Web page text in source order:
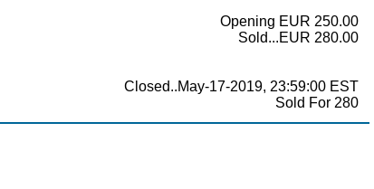
Opening EUR 250.00
Sold...EUR 280.00
Closed..May-17-2019, 23:59:00 EST
Sold For 280